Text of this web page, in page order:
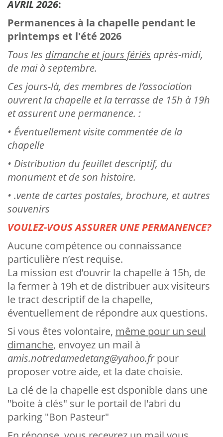
AVRIL 2026:
Permanences à la chapelle pendant le
printemps et l'été 2026
Tous les dimanche et jours fériés après-midi,
de mai à septembre.
Ces jours-là, des membres de l’association
ouvrent la chapelle et la terrasse de 15h à 19h
et assurent une permanence. :
• Éventuellement visite commentée de la
chapelle
• Distribution du feuillet descriptif, du
monument et de son histoire.
• .vente de cartes postales, brochure, et autres
souvenirs
VOULEZ-VOUS ASSURER UNE PERMANENCE?
Aucune compétence ou connaissance
particulière n’est requise.
La mission est d’ouvrir la chapelle à 15h, de
la fermer à 19h et de distribuer aux visiteurs
le tract descriptif de la chapelle,
éventuellement de répondre aux questions.
Si vous êtes volontaire, même pour un seul
dimanche, envoyez un mail à
amis.notredamedetang@yahoo.frpour
proposer votre aide, et la date choisie.
La clé de la chapelle est dsponible dans une
"boite à clés" sur le portail de l'abri du
parking "Bon Pasteur"